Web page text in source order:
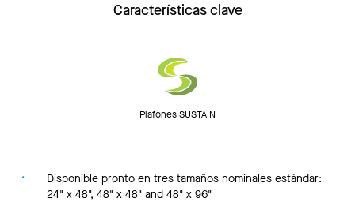
Características clave
Plafones SUSTAIN
Disponible pronto en tres tamaños nominales estándar:
24" x 48", 48" x 48" and 48" x 96"